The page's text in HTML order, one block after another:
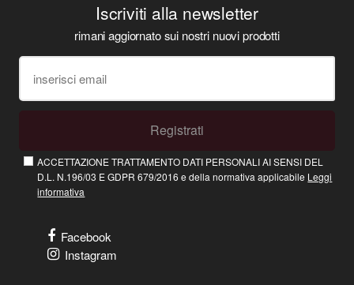
Iscriviti alla newsletter
rimani aggiornato sui nostri nuovi prodotti
Registrati
ACCETTAZIONE TRATTAMENTO DATI PERSONALI AI SENSI DEL
D.L. N.196/03 E GDPR 679/2016 e della normativa applicabile Leggi
informativa
Facebook
Instagram